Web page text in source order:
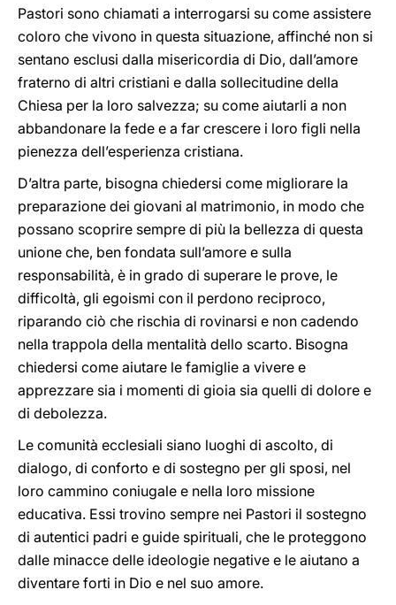
Pastori sono chiamati a interrogarsi su come assistere
coloro che vivono in questa situazione, affinché non si
sentano esclusi dalla misericordia di Dio, dall’amore
fraterno di altri cristiani e dalla sollecitudine della
Chiesa per la loro salvezza; su come aiutarli a non
abbandonare la fede e a far crescere i loro figli nella
pienezza dell’esperienza cristiana.
D’altra parte, bisogna chiedersi come migliorare la
preparazione dei giovani al matrimonio, in modo che
possano scoprire sempre di più la bellezza di questa
unione che, ben fondata sull’amore e sulla
responsabilità, è in grado di superare le prove, le
difficoltà, gli egoismi con il perdono reciproco,
riparando ciò che rischia di rovinarsi e non cadendo
nella trappola della mentalità dello scarto. Bisogna
chiedersi come aiutare le famiglie a vivere e
apprezzare sia i momenti di gioia sia quelli di dolore e
di debolezza.
Le comunità ecclesiali siano luoghi di ascolto, di
dialogo, di conforto e di sostegno per gli sposi, nel
loro cammino coniugale e nella loro missione
educativa. Essi trovino sempre nei Pastori il sostegno
di autentici padri e guide spirituali, che le proteggono
dalle minacce delle ideologie negative e le aiutano a
diventare forti in Dio e nel suo amore.